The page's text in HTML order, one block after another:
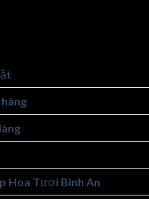
Hoa Tươi Bình An